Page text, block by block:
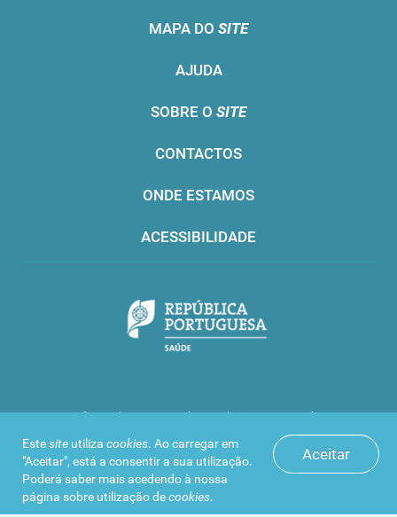
Aceitar
Estesite utiliza cookies. Ao carregar em
"Aceitar", está a consentir a sua utilização.
Poderá saber mais acedendo à nossa
página sobre utilização decookies.
MAPA DO SITE
AJUDA
SOBRE O SITE
CONTACTOS
ONDE ESTAMOS
ACESSIBILIDADE
Infarmed © 2016. Todos os direitos reservados